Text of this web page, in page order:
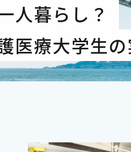
人暮らし？
医療大学生